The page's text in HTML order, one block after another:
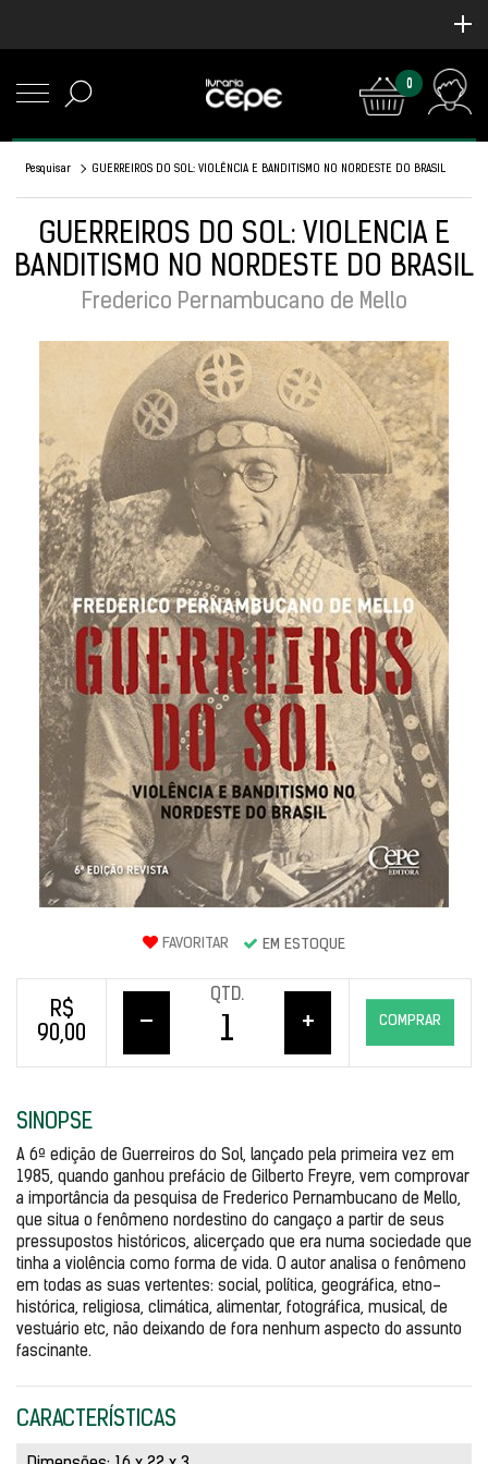
0
Pesquisar GUERREIROS DO SOL: VIOLÊNCIA E BANDITISMO NO NORDESTE DO BRASIL
GUERREIROS DO SOL: VIOLÊNCIA E
BANDITISMO NO NORDESTE DO BRASIL
Frederico Pernambucano de Mello
FAVORITAR EM ESTOQUE
R$
90,00
–
QTD.
+ COMPRAR
SINOPSE
A 6ª edição de Guerreiros do Sol, lançado pela primeira vez em
1985, quando ganhou prefácio de Gilberto Freyre, vem comprovar
a importância da pesquisa de Frederico Pernambucano de Mello,
que situa o fenômeno nordestino do cangaço a partir de seus
pressupostos históricos, alicerçado que era numa sociedade que
tinha a violência como forma de vida. O autor analisa o fenômeno
em todas as suas vertentes: social, política, geográfica, etno-
histórica, religiosa, climática, alimentar, fotográfica, musical, de
vestuário etc, não deixando de fora nenhum aspecto do assunto
fascinante.
CARACTERÍSTICAS